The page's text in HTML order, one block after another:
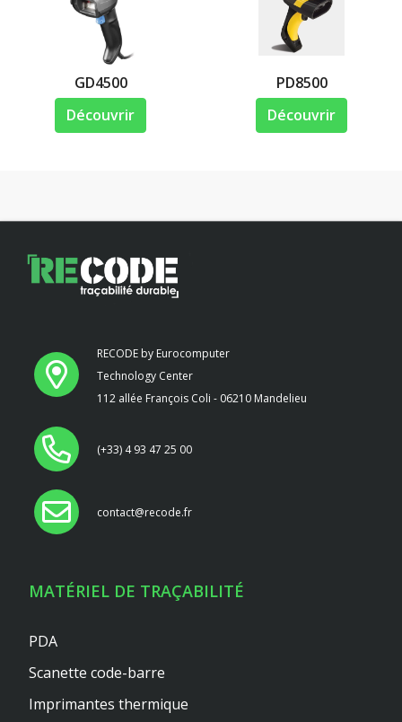
GD4500
Découvrir
PD8500
Découvrir
RECODE by Eurocomputer
Technology Center
112 allée François Coli - 06210 Mandelieu
(+33) 4 93 47 25 00
contact@recode.fr
MATÉRIEL DE TRAÇABILITÉ
PDA
Scanette code-barre
Imprimantes thermique